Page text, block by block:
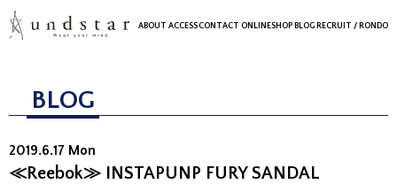
ABOUT ACCESSCONTACT ONLINESHOP BLOG RECRUIT / RONDO
BLOG
2019.6.17 Mon
≪Reebok≫ INSTAPUNP FURY SANDAL